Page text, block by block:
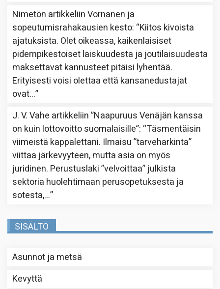
Nimetön artikkeliinVornanen ja
sopeutumisrahakausien kesto: “Kiitos kivoista
ajatuksista. Olet oikeassa, kaikenlaisiset
pidempikestoiset laiskuudesta ja joutilaisuudesta
maksettavat kannusteet pitäisi lyhentää.
Erityisesti voisi olettaa että kansanedustajat
ovat…”
J. V. Vahe artikkeliin”Naapuruus Venäjän kanssa
on kuin lottovoitto suomalaisille”: “Täsmentäisin
viimeistä kappalettani. Ilmaisu ”tarveharkinta”
viittaa järkevyyteen, mutta asia on myös
juridinen. Perustuslaki ”velvoittaa” julkista
sektoria huolehtimaan perusopetuksesta ja
sotesta,…”
SISÄLTÖ
Asunnot ja metsä
Kevyttä